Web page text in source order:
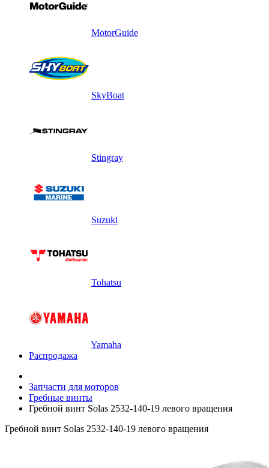
MotorGuide
SkyBoat
Stingray
Suzuki
Tohatsu
Yamaha
Распродажа
Запчасти для моторов
Гребные винты
Гребной винт Solas 2532-140-19 левого вращения
Гребной винт Solas 2532-140-19 левого вращения